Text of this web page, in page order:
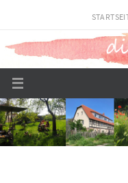
springen